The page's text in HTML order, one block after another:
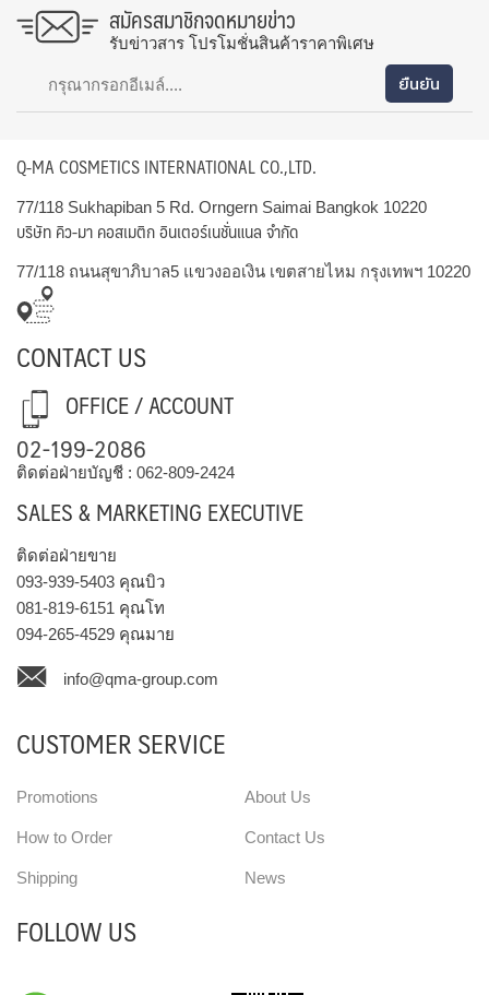
สมัครสมาชิกจดหมายข่าว
รับข่าวสาร โปรโมชั่นสินค้าราคาพิเศษ
Q-MA COSMETICS INTERNATIONAL CO.,LTD.
77/118 Sukhapiban 5 Rd. Orngern Saimai Bangkok 10220
บริษัท คิว-มา คอสเมติก อินเตอร์เนชั่นแนล จำกัด
77/118 ถนนสุขาภิบาล5 แขวงออเงิน เขตสายไหม กรุงเทพฯ 10220
CONTACT US
OFFICE / ACCOUNT
02-199-2086
ติดต่อฝ่ายบัญชี : 062-809-2424
SALES & MARKETING EXECUTIVE
ติดต่อฝ่ายขาย
093-939-5403 คุณบิว
081-819-6151 คุณโท
094-265-4529 คุณมาย
info@qma-group.com
CUSTOMER SERVICE
Promotions
How to Order
Shipping
About Us
Contact Us
News
FOLLOW US